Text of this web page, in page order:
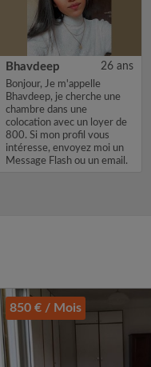
Bhavdeep 26 ans
Bonjour, Je m'appelle
Bhavdeep, je cherche une
chambre dans une
colocation avec un loyer de
800. Si mon profil vous
intéresse, envoyez moi un
Message Flash ou un email.
850 € / Mois